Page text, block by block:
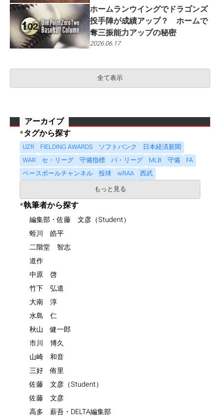
ホームランウイングでドラゴンズ
投手陣が成績アップ？ ホームで
奪三振能力アップの秘密
2026.06.17
全て表示
アーカイブ
●タグから探す
UZR FIELDING AWARDS ソフトバンク
日本経済新聞
WAR
セ・リーグ 守備指標 パ・リーグ MLB 守備
FA
ベースボールチャンネル
投球 wRAA
西武
もっと見る
●執筆者から探す
編集部・佐藤 文彦（Student）
蛭川 皓平
二階堂 智志
道作
中原 啓
竹下 弘道
大南 淳
水島 仁
秋山 健一郎
市川 博久
山崎 和音
三好 侑里
佐藤 文彦（Student）
佐藤 文彦
高多 薪吾・DELTA編集部